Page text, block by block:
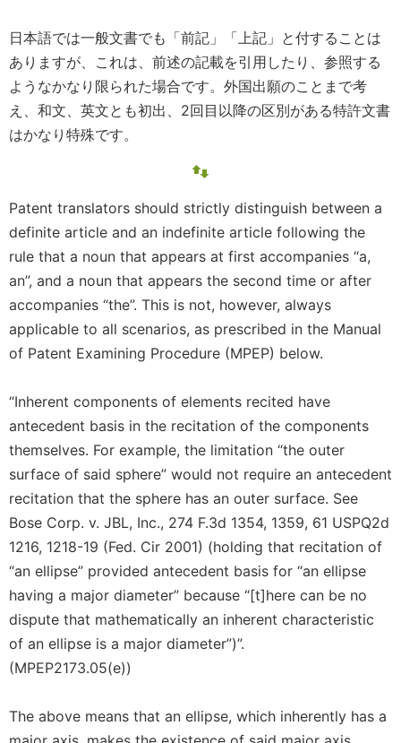
日本語では一般文書でも「前記」「上記」と付することは
ありますが、これは、前述の記載を引用したり、参照する
ようなかなり限られた場合です。外国出願のことまで考
え、和文、英文とも初出、2回目以降の区別がある特許文書
はかなり特殊です。
Patent translators should strictly distinguish between a
definite article and an indefinite article following the
rule that a noun that appears at first accompanies “a,
an”, and a noun that appears the second time or after
accompanies “the”. This is not, however, always
applicable to all scenarios, as prescribed in the Manual
of Patent Examining Procedure (MPEP) below.
“Inherent components of elements recited have
antecedent basis in the recitation of the components
themselves. For example, the limitation “the outer
surface of said sphere” would not require an antecedent
recitation that the sphere has an outer surface. See
Bose Corp. v. JBL, Inc., 274 F.3d 1354, 1359, 61 USPQ2d
1216, 1218-19 (Fed. Cir 2001) (holding that recitation of
“an ellipse” provided antecedent basis for “an ellipse
having a major diameter” because “[t]here can be no
dispute that mathematically an inherent characteristic
of an ellipse is a major diameter”)”.
(MPEP2173.05(e))
The above means that an ellipse, which inherently has a